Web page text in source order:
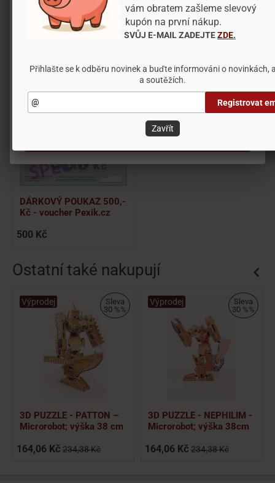
Videa a návody
Obrázky
Mohli byste potřebovat
DÁRKOVÝ POUKAZ 500,-
Kč - voucher Pexik.cz
500 Kč
Ostatní také nakupují
Sleva
30 %%
Výprodej
3D PUZZLE - PATTON –
Microrobot; výška 38 cm
164,06 Kč 234,38 Kč
Sleva
30 %%
Výprodej
3D PUZZLE - NEPHILIM -
Microrobot; výška 38cm
164,06 Kč 234,38 Kč
Blokování některých typů souborů může mít vliv
na vaši uživatelskou zkušenost s naším webem,
také nebudeme schopni poskytnout vám nabídku
na základě vašich preferencí.
Nastavení
Odmítnout vše
Přijmout všechny cookies
vám obratem zašleme slevový
kupón na první nákup.
SVŮJ E-MAIL ZADEJTEZDE.
Přihlašte se k odběru novinek a buďte informováni o novinkách,
a soutěžích.
Registrovat
Zavřít